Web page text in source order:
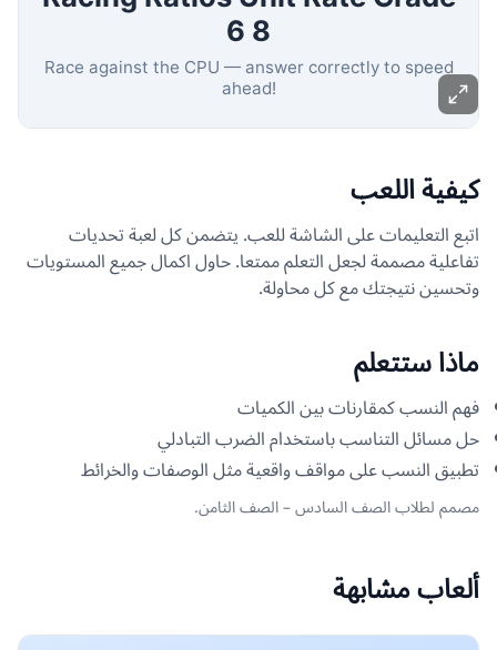
كيفية اللعب
اتبع التعليمات على الشاشة للعب. يتضمن كل لعبة تحديات
تفاعلية مصممة لجعل التعلم ممتعا. حاول اكمال جميع المستويات
وتحسين نتيجتك مع كل محاولة.
ماذا ستتعلم
فهم النسب كمقارنات بين الكميات
حل مسائل التناسب باستخدام الضرب التبادلي
تطبيق النسب على مواقف واقعية مثل الوصفات والخرائط
مصمم لطلاب الصف السادس – الصف الثامن.
ألعاب مشابهة